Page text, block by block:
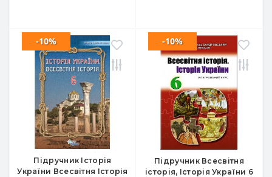
Підручник Історія
України Всесвітня Історія
-10%
Підручник Всесвітня
історія, Історія України 6
-10%